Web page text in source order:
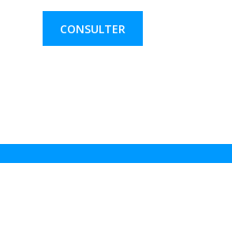
CONSULTER